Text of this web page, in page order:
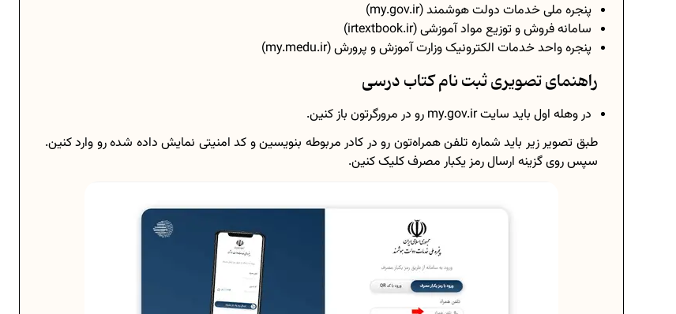
پنجره ملی خدمات دولت هوشمند (my.gov.ir)
سامانه فروش و توزیع مواد آموزشی (irtextbook.ir)
پنجره واحد خدمات الکترونیک وزارت آموزش و پرورش (my.medu.ir)
راهنمای تصویری ثبت‌ نام کتاب درسی
در وهله اول باید سایت my.gov.ir رو در مرورگرتون باز کنین.
طبق تصویر زیر باید شماره تلفن همراه‌تون رو در کادر مربوطه بنویسین و کد امنیتی نمایش داده شده رو وارد کنین.
سپس روی گزینه ارسال رمز یکبار مصرف کلیک کنین.